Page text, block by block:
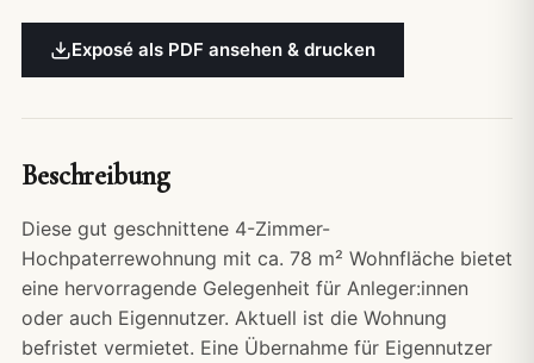
Exposé als PDF ansehen & drucken
Beschreibung
Diese gut geschnittene 4-Zimmer-
Hochpaterrewohnung mit ca. 78 m² Wohnfläche bietet
eine hervorragende Gelegenheit für Anleger:innen
oder auch Eigennutzer. Aktuell ist die Wohnung
befristet vermietet. Eine Übernahme für Eigennutzer